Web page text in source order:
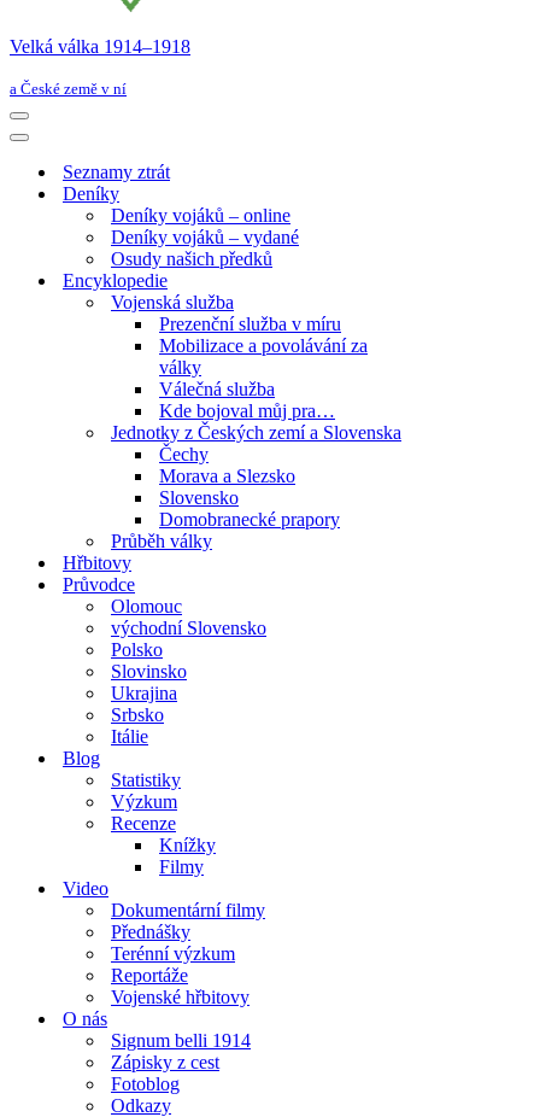
Velká válka 1914–⁠⁠⁠⁠⁠⁠1918
a České země v ní
Navigační
menu
Navigační
Seznamy ztrát
Deníky
Deníky vojáků – online
Deníky vojáků – vydané
Osudy našich předků
Encyklopedie
Vojenská služba
Prezenční služba v míru
Mobilizace a povolávání za
války
Válečná služba
Kde bojoval můj pra…
Jednotky z Českých zemí a Slovenska
Čechy
Morava a Slezsko
Slovensko
Domobranecké prapory
Průběh války
Hřbitovy
Průvodce
Olomouc
východní Slovensko
Polsko
Slovinsko
Ukrajina
Srbsko
Itálie
Blog
Statistiky
Výzkum
Recenze
Knížky
Filmy
Video
Dokumentární filmy
Přednášky
Terénní výzkum
Reportáže
Vojenské hřbitovy
O nás
Signum belli 1914
Zápisky z cest
Fotoblog
Odkazy